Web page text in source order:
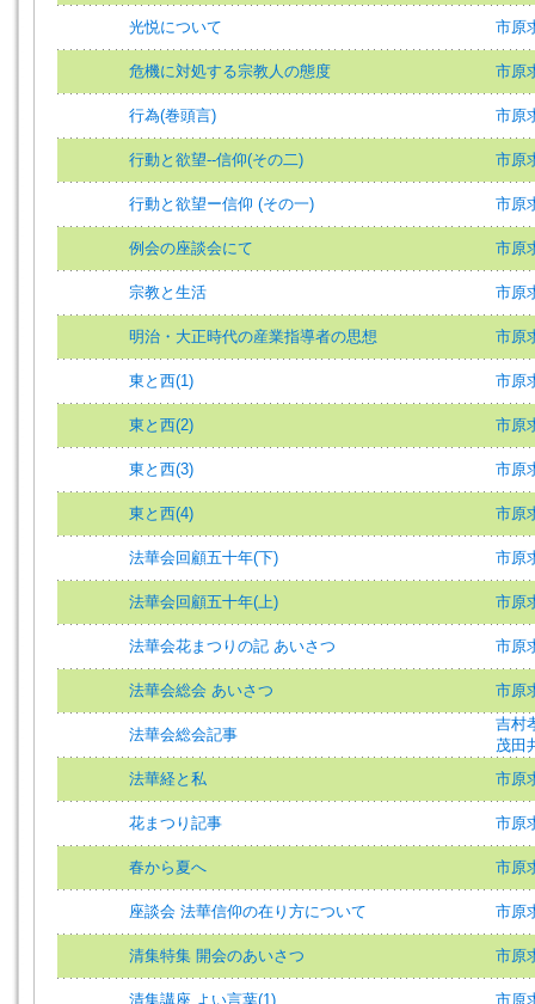
光悦について 市原
危機に対処する宗教人の態度 市原
行為(巻頭言) 市原
行動と欲望--信仰(その二) 市原
行動と欲望ー信仰 (その一) 市原
例会の座談会にて 市原
宗教と生活 市原
明治・大正時代の産業指導者の思想 市原
東と西(1) 市原
東と西(2) 市原
東と西(3) 市原
東と西(4) 市原
法華会回顧五十年(下) 市原
法華会回顧五十年(上) 市原
法華会花まつりの記 あいさつ 市原
法華会総会 あいさつ 市原
法華会総会記事
吉村
茂田
法華経と私
市原
花まつり記事 市原
春から夏へ 市原
座談会 法華信仰の在り方について 市原
清集特集 開会のあいさつ 市原
清集講座 よい言葉(1) 市原